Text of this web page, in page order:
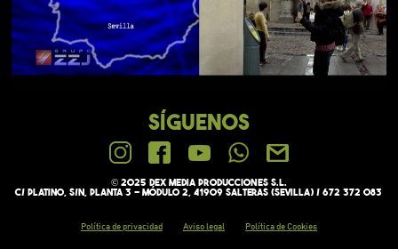
SÍGUENOS
© 2025 Dex media PRODUCCIONES S.L.
C/ Platino, s/n, Planta 3 - Módulo 2, 41909 Salteras (Sevilla) / 672 372 083
Política de privacidad Aviso legal Política de Cookies